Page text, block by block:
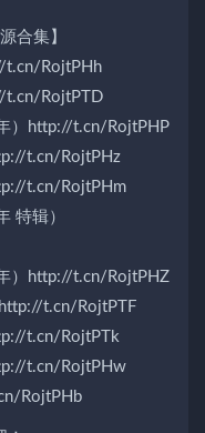
合集】
t.cn/RojtPHh
t.cn/RojtPTD
）http://t.cn/RojtPHP
t.cn/RojtPHz
t.cn/RojtPHm
特辑）
）http://t.cn/RojtPHZ
t.cn/RojtPTF
t.cn/RojtPTk
t.cn/RojtPHw
RojtPHb